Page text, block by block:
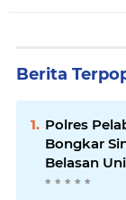
Berita
Polres
Bongkar
Belasan
Tersangka